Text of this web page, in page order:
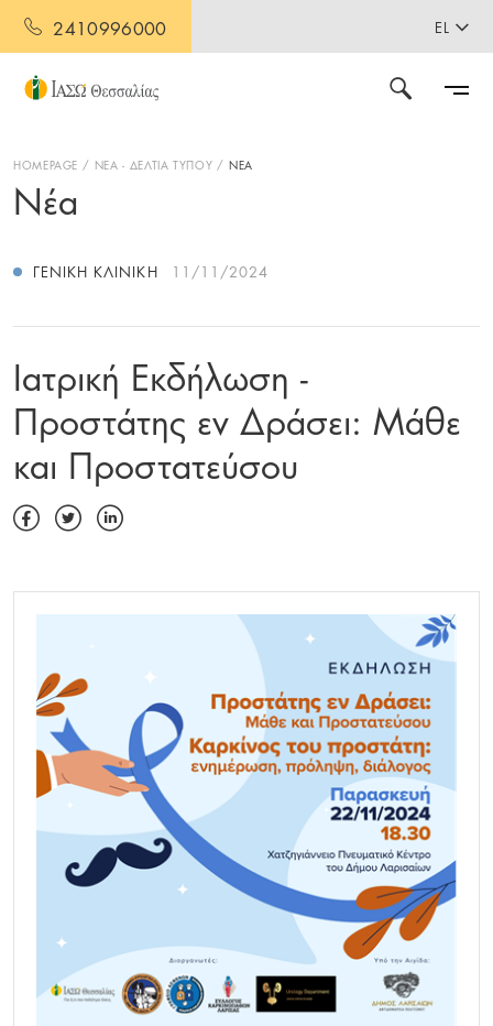
2410996000 EL
HOMEPAGE ΝΕΑ - ΔΕΛΤΙΑ ΤΥΠΟΥ ΝΕΑ
Νέα
ΓΕΝΙΚΉ ΚΛΙΝΙΚΉ 11/11/2024
Ιατρική Εκδήλωση -
Προστάτης εν Δράσει: Μάθε
και Προστατεύσου